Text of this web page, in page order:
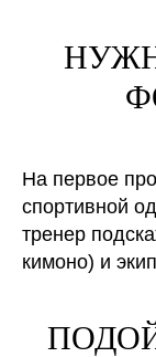
На первое
спортивной
тренер
кимоно) и